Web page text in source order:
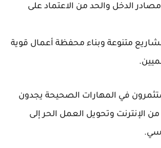
مصادر الدخل والحد من الاعتماد على
متنوعة وبناء محفظة أعمال قوية
في المهارات الصحيحة يجدون
من الإنترنت وتحويل العمل الحر إلى